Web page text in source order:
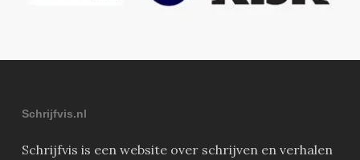
Schrijfvis.nl
Schrijfvis is een website over schrijven en verhalen